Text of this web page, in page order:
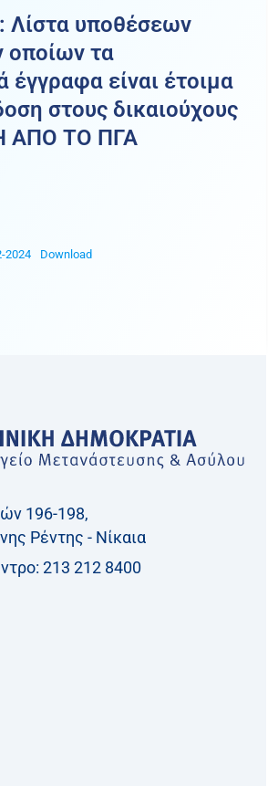
Λίστα υποθέσεων
οποίων τα
έγγραφα είναι έτοιμα
στους δικαιούχους
ΑΠΟ ΤΟ ΠΓΑ
2024 Download
196-198,
Ρέντης - Νίκαια
213 212 8400